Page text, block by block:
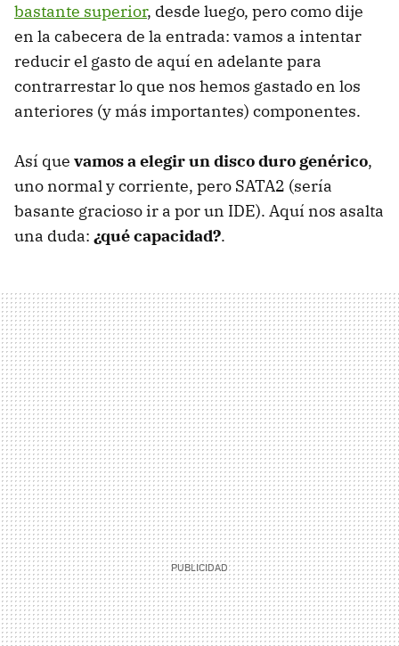
bastante superior, desde luego, pero como dije
en la cabecera de la entrada: vamos a intentar
reducir el gasto de aquí en adelante para
contrarrestar lo que nos hemos gastado en los
anteriores (y más importantes) componentes.
Así que vamos a elegir un disco duro genérico,
uno normal y corriente, pero SATA2 (sería
basante gracioso ir a por un IDE). Aquí nos asalta
una duda: ¿qué capacidad?.